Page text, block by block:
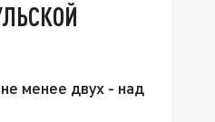
менее двух - над